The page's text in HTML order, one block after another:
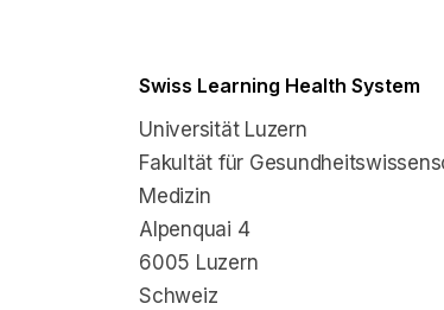
Swiss Learning Health System
Universität Luzern
Fakultät für
Medizin
Alpenquai 4
6005 Luzern
Schweiz